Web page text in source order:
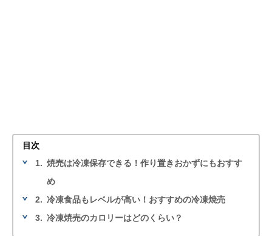
目次
1. 焼売は冷凍保存できる！作り置きおかずにもおすす
め
2. 冷凍食品もレベルが高い！おすすめの冷凍焼売
3. 冷凍焼売のカロリーはどのくらい？